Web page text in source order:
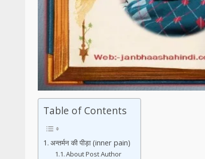
Table of Contents
अन्तर्मन की पीड़ा (inner pain)
About Post Author